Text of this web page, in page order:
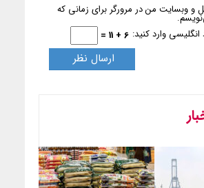
و وبسایت من در مرورگر برای زمانی که
وارد کنید: 6 + 11 =